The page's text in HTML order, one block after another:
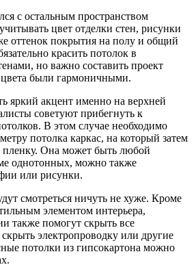
с остальным пространством
цвет отделки стен, рисунки
оттенок покрытия на полу и общий
красить потолок в
но важно составить проект
были гармоничными.
яркий акцент именно на верхней
советуют прибегнуть к
В этом случае необходимо
потолка каркас, на который затем
Она может быть любой
однотонных, можно также
или рисунки.
смотреться ничуть не хуже. Кроме
элементом интерьера,
также помогут скрыть все
электропроводку или другие
потолки из гипсокартона можно